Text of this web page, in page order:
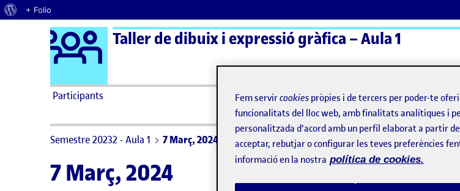
Quant al WordPress
+ Folio
Saltar al contingut Logo Ágora
Taller de dibuix i expressió gràfica – Aula 1
Participants ActiFolios
Semestre 20232 - Aula 1 7 Març, 2024
7 Març, 2024
Fem servircookies pròpies i de tercers per poder-te
funcionalitats del lloc web, amb finalitats analítiques i
personalitzada d'acord amb un perfil elaborat a partir
acceptar, rebutjar o configurar les teves preferències
informació en la nostra política de cookies.